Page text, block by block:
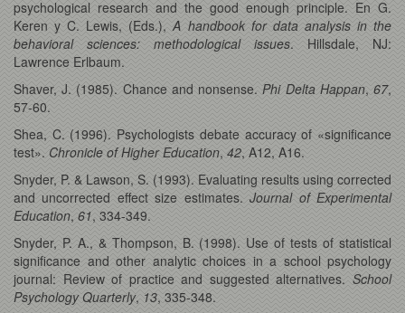
psychological research and the good enough principle. En G.
Keren y C. Lewis, (Eds.),A handbook for data analysis in the
behavioral sciences: methodological issues. Hillsdale, NJ:
Lawrence Erlbaum.
Shaver, J. (1985). Chance and nonsense. Phi Delta Happan,67,
57-60.
Shea, C. (1996). Psychologists debate accuracy of «significance
test». Chronicle of Higher Education, 42, A12, A16.
Snyder, P. & Lawson, S. (1993). Evaluating results using corrected
and uncorrected effect size estimates.Journal of Experimental
Education, 61, 334-349.
Snyder, P. A., & Thompson, B. (1998). Use of tests of statistical
significance and other analytic choices in a school psychology
journal: Review of practice and suggested alternatives. School
Psychology Quarterly, 13, 335-348.